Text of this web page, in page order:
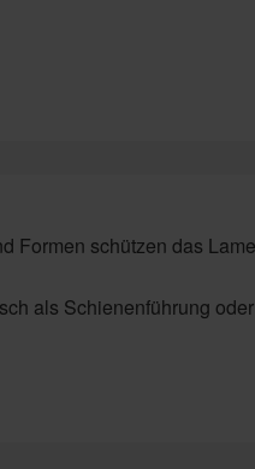
Formen schützen das
als Schienenführung